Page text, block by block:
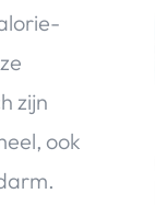
zijn
ook